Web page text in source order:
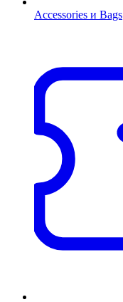
Accessories и Bags